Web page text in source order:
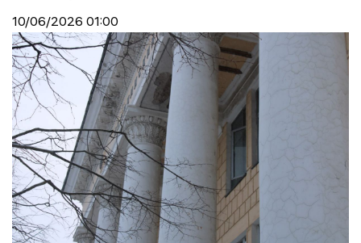
10/06/2026 01:00